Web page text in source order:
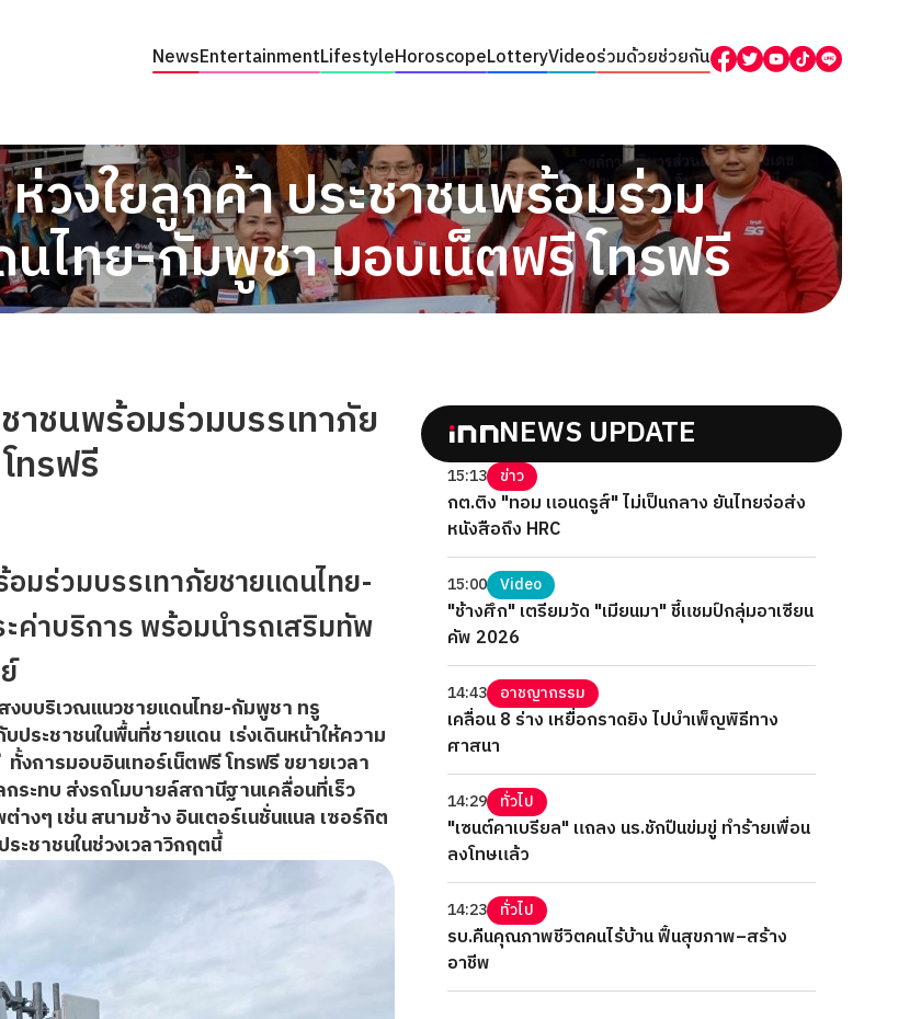
NewsEntertainmentLifestyleHoroscopeLotteryVideoร่วมด้วยช่วยกัน
วงใยลูกค้า ประชาชนพร้อมร่วม
นไทย-กัมพูชา มอบเน็ตฟรี โทรฟรี
าชนพร้อมร่วมบรรเทาภัย
ทรฟรี
มร่วมบรรเทาภัยชายแดนไทย-
ค่าบริการ พร้อมนำรถเสริมทัพ
บบริเวณแนวชายแดนไทย-กัมพูชา ทรู
ประชาชนในพื้นที่ชายแดน เร่งเดินหน้าให้ความ
การมอบอินเทอร์เน็ตฟรี โทรฟรี ขยายเวลา
ระทบ ส่งรถโมบายล์สถานีฐานเคลื่อนที่เร็ว
ๆ เช่น สนามช้าง อินเตอร์เนชั่นแนล เซอร์กิต
ะชาชนในช่วงเวลาวิกฤตนี้
NEWS UPDATE
15:13 ข่าว
กต.ติง "ทอม แอนดรูส์" ไม่เป็นกลาง ยันไทยจ่อส่ง
หนังสือถึง HRC
15:00 Video
"ช้างศึก" เตรียมวัด "เมียนมา" ชี้แชมป์กลุ่มอาเซียน
คัพ 2026
14:43 อาชญากรรม
เคลื่อน 8 ร่าง เหยื่อกราดยิง ไปบำเพ็ญพิธีทาง
ศาสนา
14:29 ทั่วไป
"เซนต์คาเบรียล" แถลง นร.ชักปืนข่มขู่ ทำร้ายเพื่อน
ลงโทษแล้ว
14:23 ทั่วไป
รบ.คืนคุณภาพชีวิตคนไร้บ้าน ฟื้นสุขภาพ–สร้าง
อาชีพ